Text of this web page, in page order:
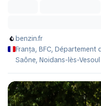
benzin.fr
Franța, BFC, Département
Saône, Noidans-lès-Vesoul